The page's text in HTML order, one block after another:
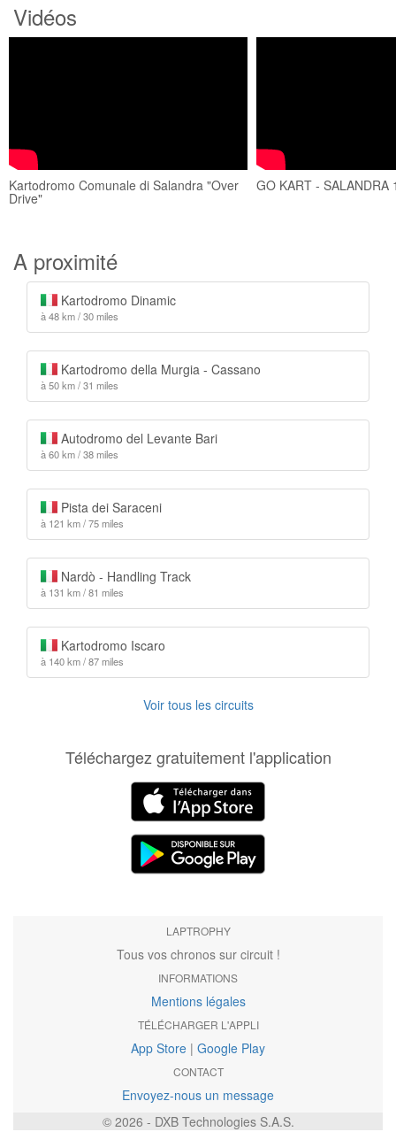
Vidéos
Kartodromo Comunale di Salandra "Over
Drive"
GO KART - SALANDRA
A proximité
Kartodromo Dinamic
à 48 km / 30 miles
Kartodromo della Murgia - Cassano
à 50 km / 31 miles
Autodromo del Levante Bari
à 60 km / 38 miles
Pista dei Saraceni
à 121 km / 75 miles
Nardò - Handling Track
à 131 km / 81 miles
Kartodromo Iscaro
à 140 km / 87 miles
Voir tous les circuits
Téléchargez gratuitement l'application
LAPTROPHY
Tous vos chronos sur circuit !
INFORMATIONS
Mentions légales
TÉLÉCHARGER L'APPLI
App Store | Google Play
CONTACT
Envoyez-nous un message
© 2026 - DXB Technologies S.A.S.